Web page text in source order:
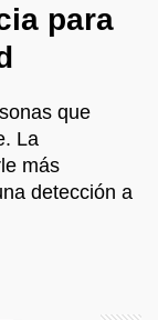
para
que
La
más
detección a